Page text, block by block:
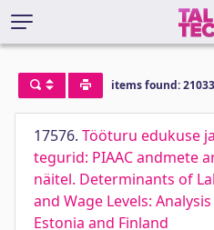
items found: 21033
17576. Tööturu edukuse
tegurid: PIAAC andmete
näitel. Determinants of
and Wage Levels:
Estonia and Finland